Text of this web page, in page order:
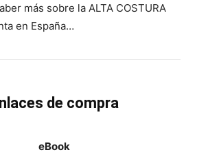
más sobre la ALTA COSTURA
en España…
de compra
eBook